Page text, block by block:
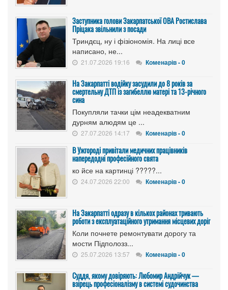
Заступника голови Закарпатської ОВА Ростислава
Пріцака звільнили з посади
Триндєц, ну і фізіономія. На лиці все
написано, не...
21.07.2026 19:16 Коменарів - 0
На Закарпатті водійку засудили до 8 років за
смертельну ДТП із загибеллю матері та 13-річного
сина
Покупляли тачки цім неадекватним
дурням алюдям це ...
27.07.2026 14:17 Коменарів - 0
В Ужгороді привітали медичних працівників
напередодні професійного свята
ко йсе на картинці ?????...
24.07.2026 22:00 Коменарів - 0
На Закарпатті одразу в кількох районах тривають
роботи з експлуатаційного утримання місцевих доріг
Коли почнете ремонтувати дорогу та
мости Підполозз...
25.07.2026 13:57 Коменарів - 0
Суддя, якому довіряють: Любомир Андрійчук —
взірець професіоналізму в системі судочинства